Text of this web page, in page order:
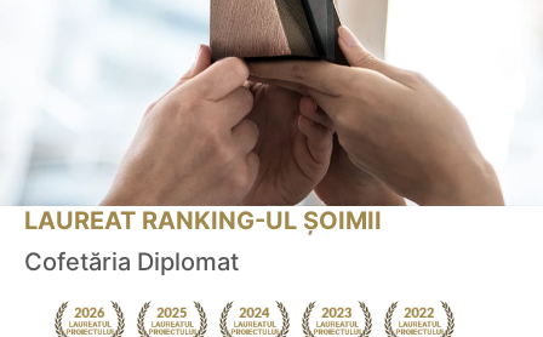
LAUREAT RANKING-UL ȘOIMII
Cofetăria Diplomat